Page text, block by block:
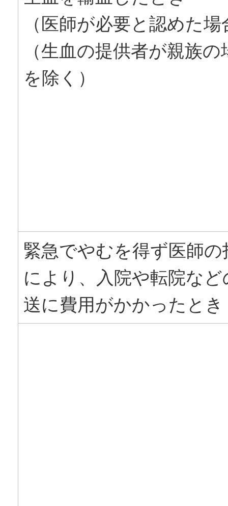
（医師が必要と認めた場
（生血の提供者が親族の
を除く）
緊急でやむを得ず医師の
により、入院や転院など
送に費用がかかったとき